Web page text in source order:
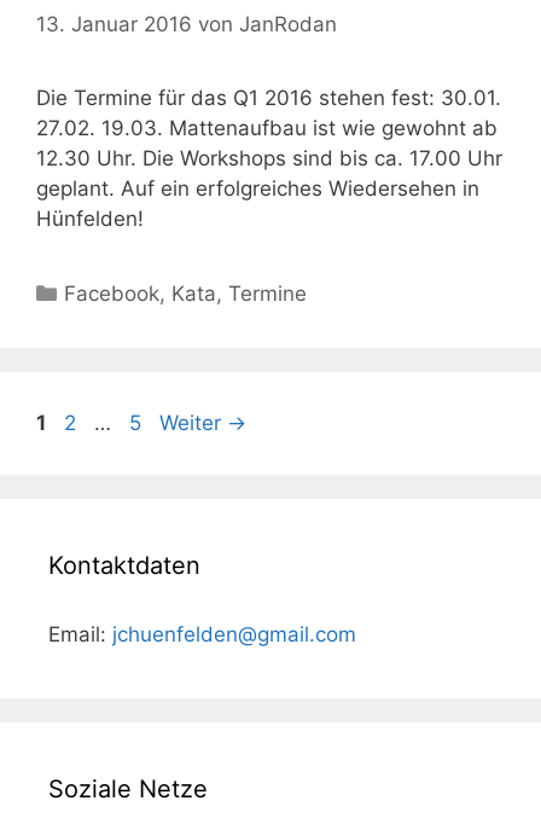
13. Januar 2016 von JanRodan
Die Termine für das Q1 2016 stehen fest: 30.01.
27.02. 19.03. Mattenaufbau ist wie gewohnt ab
12.30 Uhr. Die Workshops sind bis ca. 17.00 Uhr
geplant. Auf ein erfolgreiches Wiedersehen in
Hünfelden!
Kategorien
Facebook, Kata,Termine
Beitrags-
Seite
1 Seite
2 … Seite
5 Weiter →
Kontaktdaten
Email: jchuenfelden@gmail.com
Soziale Netze